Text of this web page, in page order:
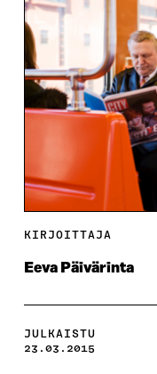
KIRJOITTAJA
Eeva Päivärinta
JULKAISTU
23.03.2015